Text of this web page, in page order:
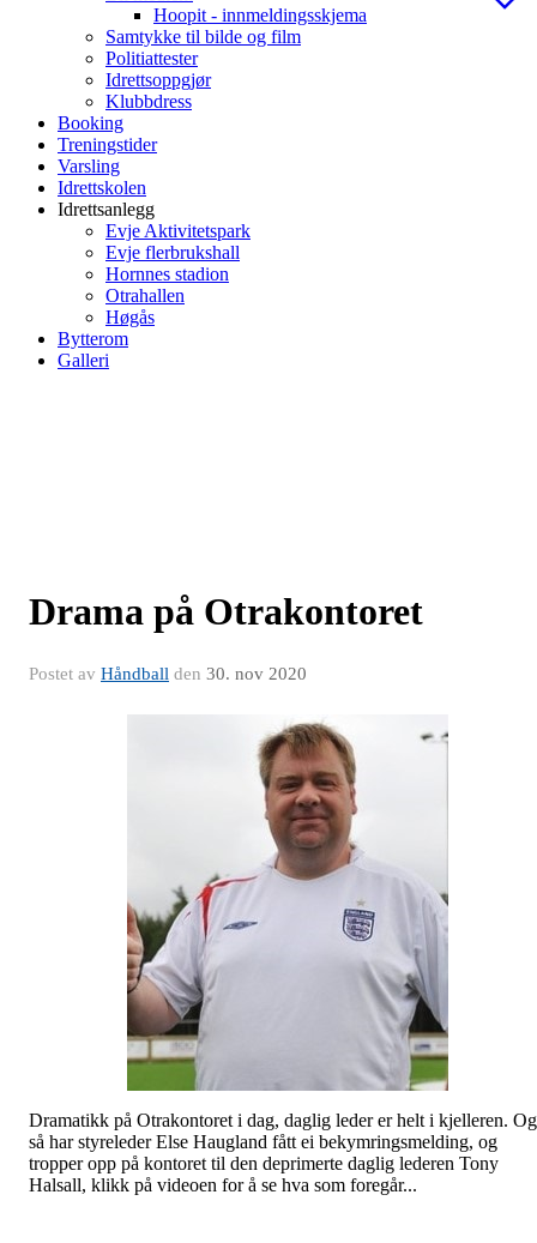
Hoopit - innmeldingsskjema
Samtykke til bilde og film
Politiattester
Idrettsoppgjør
Klubbdress
Booking
Treningstider
Varsling
Idrettskolen
Idrettsanlegg
Evje Aktivitetspark
Evje flerbrukshall
Hornnes stadion
Otrahallen
Høgås
Bytterom
Galleri
Drama på Otrakontoret
Postet av Håndball den 30. nov 2020
Dramatikk på Otrakontoret i dag, daglig leder er helt i kjelleren. Og
så har styreleder Else Haugland fått ei bekymringsmelding, og
tropper opp på kontoret til den deprimerte daglig lederen Tony
Halsall, klikk på videoen for å se hva som foregår...